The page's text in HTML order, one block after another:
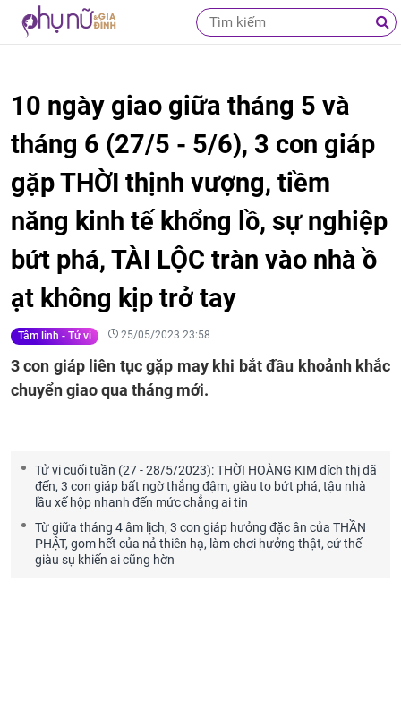
10 ngày giao giữa tháng 5 và
tháng 6 (27/5 - 5/6), 3 con giáp
gặp THỜI thịnh vượng, tiềm
năng kinh tế khổng lồ, sự nghiệp
bứt phá, TÀI LỘC tràn vào nhà ồ
ạt không kịp trở tay
Tâm linh - Tử vi 25/05/2023 23:58
3 con giáp liên tục gặp may khi bắt đầu khoảnh khắc
chuyển giao qua tháng mới.
Tử vi cuối tuần (27 - 28/5/2023): THỜI HOÀNG KIM đích thị đã
đến, 3 con giáp bất ngờ thắng đậm, giàu to bứt phá, tậu nhà
lầu xế hộp nhanh đến mức chẳng ai tin
Từ giữa tháng 4 âm lịch, 3 con giáp hưởng đặc ân của THẦN
PHẬT, gom hết của nả thiên hạ, làm chơi hưởng thật, cứ thế
giàu sụ khiến ai cũng hờn